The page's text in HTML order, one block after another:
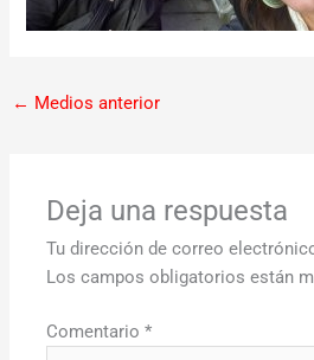
← Medios anterior
Deja una respuesta
Tu dirección de correo
Los campos obligatorios están
Comentario*